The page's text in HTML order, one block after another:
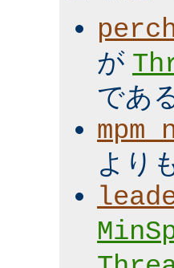
が
であ
より